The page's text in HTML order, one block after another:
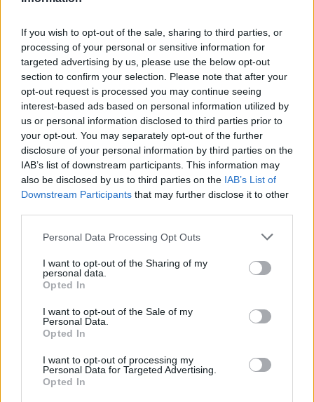
If you wish to opt-out of the sale, sharing to third parties, or
processing of your personal or sensitive information for
targeted advertising by us, please use the below opt-out
section to confirm your selection. Please note that after your
opt-out request is processed you may continue seeing
interest-based ads based on personal information utilized by
us or personal information disclosed to third parties prior to
your opt-out. You may separately opt-out of the further
disclosure of your personal information by third parties on the
IAB’s list of downstream participants. This information may
also be disclosed by us to third parties on the IAB’s List of
Downstream Participants that may further disclose it to other
Personal Data Processing Opt Outs
I want to opt-out of the Sharing of my
personal data.
Opted In
I want to opt-out of the Sale of my
Personal Data.
Opted In
I want to opt-out of processing my
Personal Data for Targeted Advertising.
Opted In
Commenti
Accedioregistratiper commentare questo
di VareseNews.it, che rimane autonoma e indipendente. I messaggi inclusi nei
commenti non sono testi giornalistici, ma post inviati dai singoli lettori che
possono essere automaticamente pubblicati senza filtro preventivo. I commenti
che includano uno o più link a siti esterni verranno rimossi in automatico dal